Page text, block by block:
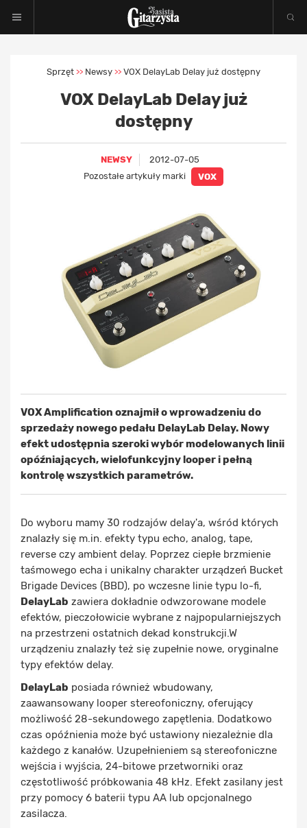
Sprzęt >> Newsy >> VOX DelayLab Delay już dostępny
VOX DelayLab Delay już
dostępny
NEWSY
2012-07-05
Pozostałe artykuły marki
VOX
VOX Amplification oznajmił o wprowadzeniu do
sprzedaży nowego pedału DelayLab Delay. Nowy
efekt udostępnia szeroki wybór modelowanych linii
opóźniających, wielofunkcyjny looper i pełną
kontrolę wszystkich parametrów.
Do wyboru mamy 30 rodzajów delay'a, wśród których
znalazły się m.in. efekty typu echo, analog, tape,
reverse czy ambient delay. Poprzez ciepłe brzmienie
taśmowego echa i unikalny charakter urządzeń Bucket
Brigade Devices (BBD), po wczesne linie typu lo-fi,
DelayLab zawiera dokładnie odwzorowane modele
efektów, pieczołowicie wybrane z najpopularniejszych
na przestrzeni ostatnich dekad konstrukcji.W
urządzeniu znalazły też się zupełnie nowe, oryginalne
typy efektów delay.
DelayLab posiada również wbudowany,
zaawansowany looper stereofoniczny, oferujący
możliwość 28-sekundowego zapętlenia. Dodatkowo
czas opóźnienia może być ustawiony niezależnie dla
każdego z kanałów. Uzupełnieniem są stereofoniczne
wejścia i wyjścia, 24-bitowe przetworniki oraz
częstotliwość próbkowania 48 kHz. Efekt zasilany jest
przy pomocy 6 baterii typu AA lub opcjonalnego
zasilacza.